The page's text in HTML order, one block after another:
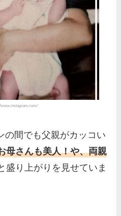
www.instagram.com/
の間でも父親がカッコい
母さんも美人！や、両親
盛り上がりを見せていま